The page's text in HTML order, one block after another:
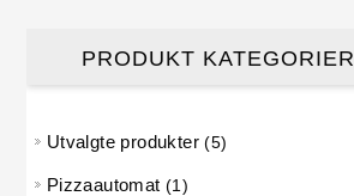
PRODUKT KATEGORIER
Utvalgte produkter 55 produkter
Pizzaautomat 1 1 produkt